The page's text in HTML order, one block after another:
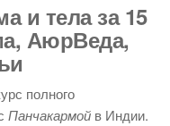
и тела за 15
АюрВеда,
полного
Панчакармой в Индии.